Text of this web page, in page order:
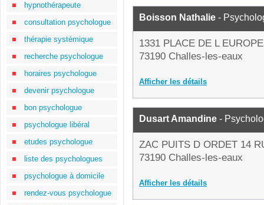
hypnothérapeute
consultation psychologue
thérapie systémique
recherche psychologue
horaires psychologue
devenir psychologue
bon psychologue
psychologue libéral
etudes psychologue
liste des psychologues
psychologue à domicile
rendez-vous psychologue
Boisson Nathalie -
1331 PLACE DE L EUROPE
73190 Challes-les-eaux
Afficher les détails
Dusart Amandine -
ZAC PUITS D ORDET 14
73190 Challes-les-eaux
Afficher les détails